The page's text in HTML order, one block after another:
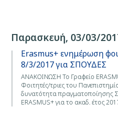
Παρασκευή, 03/03/
Erasmus+ ενημέρωση
8/3/2017 για ΣΠΟΥΔΕΣ
ΑΝΑΚΟΙΝΩΣΗ Το Γραφείο
Φοιτητές/τριες του
δυνατότητα
ERASMUS+ για το ακαδ. έτος